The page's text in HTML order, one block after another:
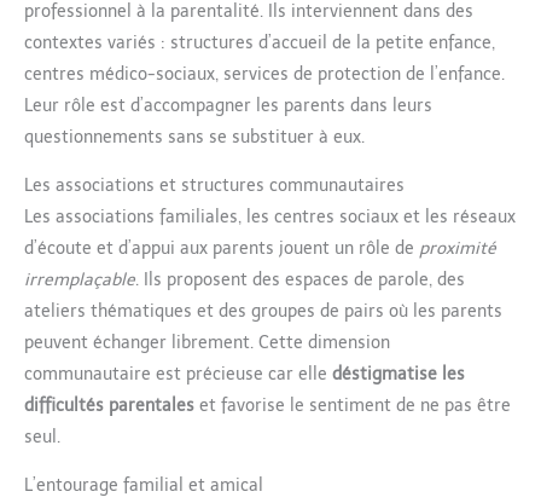
professionnel à la parentalité. Ils interviennent dans des
contextes variés : structures d’accueil de la petite enfance,
centres médico-sociaux, services de protection de l’enfance.
Leur rôle est d’accompagner les parents dans leurs
questionnements sans se substituer à eux.
Les associations et structures communautaires
Les associations familiales, les centres sociaux et les réseaux
d’écoute et d’appui aux parents jouent un rôle de proximité
irremplaçable. Ils proposent des espaces de parole, des
ateliers thématiques et des groupes de pairs où les parents
peuvent échanger librement. Cette dimension
communautaire est précieuse car elle déstigmatise les
difficultés parentales et favorise le sentiment de ne pas être
seul.
L’entourage familial et amical